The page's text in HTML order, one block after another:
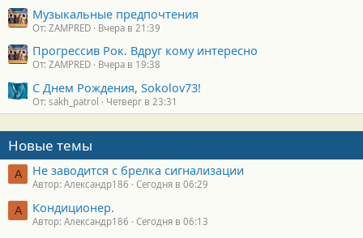
Музыкальные предпочтения
От: ZAMPRED Вчера в 21:39
Прогрессив Рок. Вдруг кому интересно
От: ZAMPRED Вчера в 19:38
С Днем Рождения, Sokolov73!
От: sakh_patrol Четверг в 23:31
Новые темы
А Не заводится с брелка сигнализации
Автор: Александр186 Сегодня в 06:29
А Кондиционер.
Автор: Александр186 Сегодня в 06:13